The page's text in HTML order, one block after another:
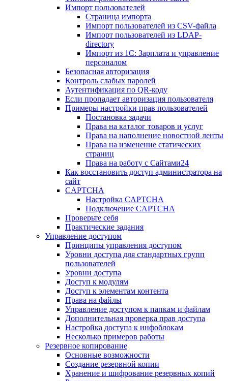
Импорт пользователей
Страница импорта
Импорт пользователей из CSV-файла
Импорт пользователей из LDAP-
directory
Импорт из 1С: Зарплата и управление
персоналом
Безопасная авторизация
Контроль слабых паролей
Аутентификация по QR-коду
Если пропадает авторизация пользователя
Примеры настройки прав пользователей
Постановка задачи
Права на каталог товаров и услуг
Права на наполнение новостной ленты
Права на изменение статических
страниц
Права на работу с Сайтами24
Как восстановить доступ администратора на
сайт
CAPTCHA
Настройка CAPTCHA
Подключение CAPTCHA
Проверьте себя
Практические задания
Управление доступом
Принципы управления доступом
Уровни доступа для стандартных групп
пользователей
Уровни доступа
Доступ к модулям
Доступ к элементам контента
Права на файлы
Управление доступом к папкам и файлам
Дополнительная проверка прав доступа
Настройка доступа к инфоблокам
Несколько примеров работы
Резервное копирование
Основные возможности
Создание резервной копии
Хранение и шифрование резервных копий